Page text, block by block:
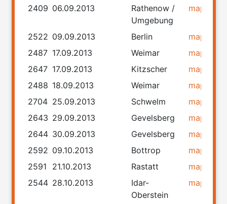
2409 06.09.2013
Rathenow /
Umgebung
map
2522 09.09.2013 Berlin map
2487 17.09.2013 Weimar map
2647 17.09.2013 Kitzscher map
2488 18.09.2013 Weimar map
2704 25.09.2013 Schwelm map
2643 29.09.2013 Gevelsberg map
2644 30.09.2013 Gevelsberg map
2592 09.10.2013 Bottrop map
2591
21.10.2013 Rastatt map
2544 28.10.2013
Idar-
Oberstein
map